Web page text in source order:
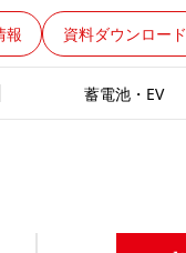
報 資料ダウンロード
蓄電池・EV